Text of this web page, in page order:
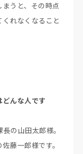
うと、その時点
れなくなること
んな人です
の山田太郎様。
藤一郎様です。